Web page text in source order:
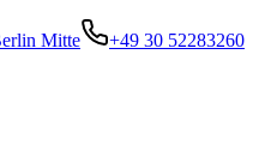
Mitte
+49 30 52283260